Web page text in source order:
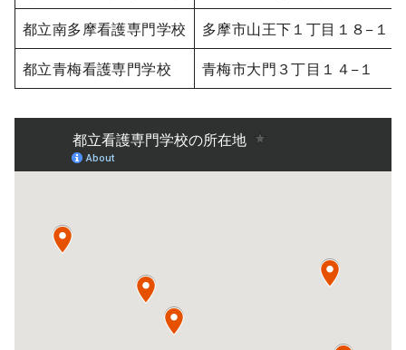
都立南多摩看護専門学校
多摩市山王下１丁目１８−１
都立青梅看護専門学校
青梅市大門３丁目１４−１